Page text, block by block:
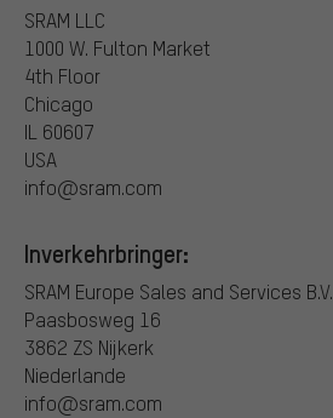
SRAM LLC
1000 W. Fulton Market
4th Floor
Chicago
IL 60607
USA
info@sram.com
Inverkehrbringer:
SRAM Europe Sales and Services B.V.
Paasbosweg 16
3862 ZS Nijkerk
Niederlande
info@sram.com